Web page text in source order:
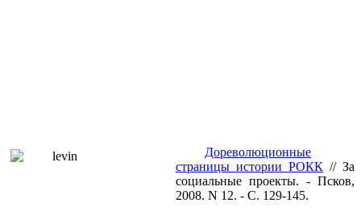
Дореволюционные
страницы истории РОКК // За
социальные проекты. - Псков,
2008. N 12. - С. 129-145.